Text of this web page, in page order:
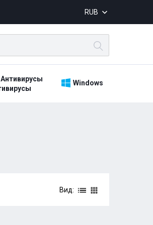
RUB
Антивирусы Windows
Вид: